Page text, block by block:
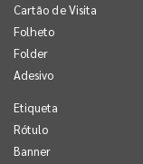
Cartão de Visita
Folheto
Folder
Adesivo
Etiqueta
Rótulo
Banner